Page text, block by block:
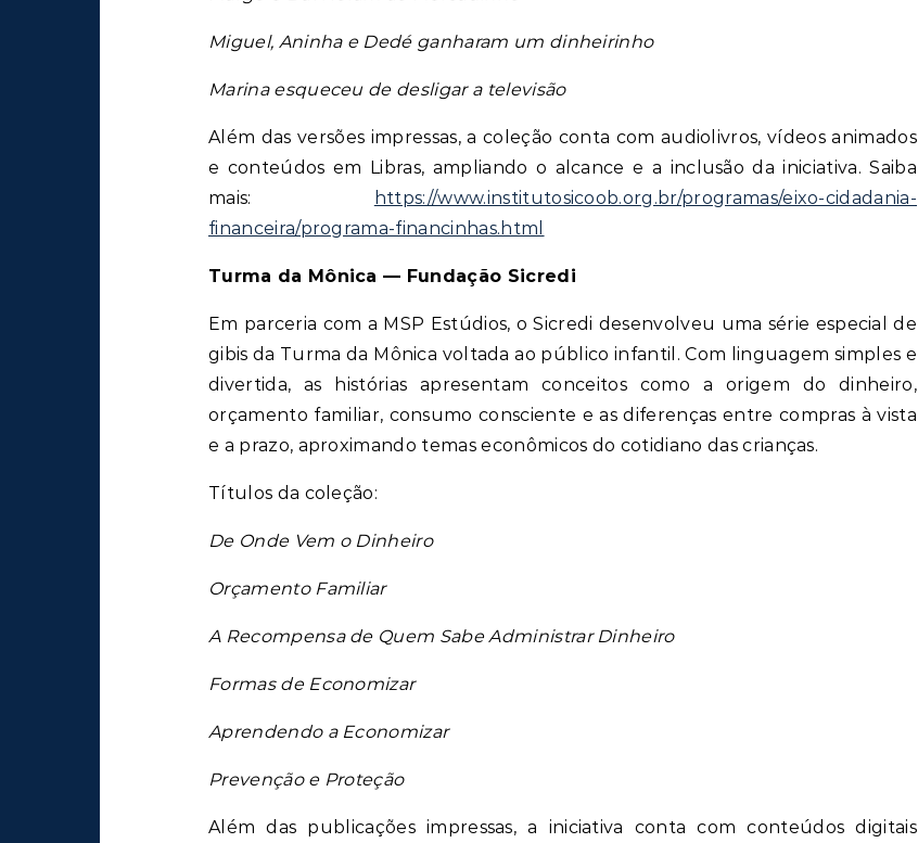
Miguel, Aninha e Dedé ganharam um dinheirinho
Marina esqueceu de desligar a televisão
Além das versões impressas, a coleção conta com audiolivros, vídeos animados
e conteúdos em Libras, ampliando o alcance e a inclusão da iniciativa. Saiba
mais:
https://www.institutosicoob.org.br/programas/eixo-cidadania-
financeira/programa-financinhas.html
Turma da Mônica — Fundação Sicredi
Em parceria com a MSP Estúdios, o Sicredi desenvolveu uma série especial de
gibis da Turma da Mônica voltada ao público infantil. Com linguagem simples e
divertida, as histórias apresentam conceitos como a origem do dinheiro,
orçamento familiar, consumo consciente e as diferenças entre compras à vista
e a prazo, aproximando temas econômicos do cotidiano das crianças.
Títulos da coleção:
De Onde Vem o Dinheiro
Orçamento Familiar
A Recompensa de Quem Sabe Administrar Dinheiro
Formas de Economizar
Aprendendo a Economizar
Prevenção e Proteção
Além das publicações impressas, a iniciativa conta com conteúdos digitais